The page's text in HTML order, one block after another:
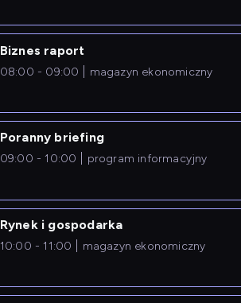
Biznes raport
08:00 - 09:00 magazyn ekonomiczny
Poranny briefing
09:00 - 10:00 program informacyjny
Rynek i gospodarka
10:00 - 11:00 magazyn ekonomiczny